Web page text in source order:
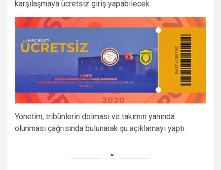
karşılaşmaya ücretsiz giriş yapabilecek.
Yönetim, tribünlerin dolması ve takımın yanında
olunması çağrısında bulunarak şu açıklamayı yaptı: